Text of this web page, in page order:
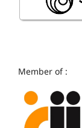
Member of :